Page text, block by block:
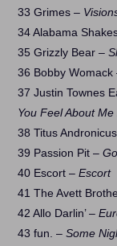
33 Grimes –
34 Alabama
35 Grizzly Bear –
36 Bobby Womack
37 Justin Townes
You Feel About Me
38 Titus
39 Passion Pit –
40 Escort –Escort
41 The Avett
42 Allo Darlin’ –
43 fun. –Some